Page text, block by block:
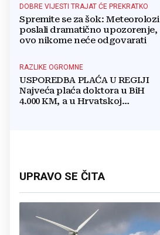
DOBRE VIJESTI TRAJAT ĆE PREKRATKO
Spremite se za šok: Meteorolozi
poslali dramatično upozorenje,
ovo nikome neće odgovarati
RAZLIKE OGROMNE
USPOREDBA PLAĆA U REGIJI
Najveća plaća doktora u BiH
4.000 KM, a u Hrvatskoj
UPRAVO SE ČITA